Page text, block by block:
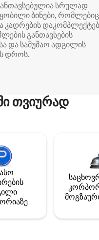
სრულად
ბინები, რომლებიც
კადრების
განთავსების
და სამუშაო ადგილის
დროს.
თვიურად